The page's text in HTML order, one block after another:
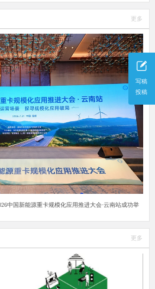
写稿
投稿
更多
中国新能源重卡规模化应用推进大会·云南站成功举
更多